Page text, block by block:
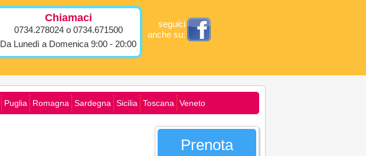
Chiamaci
0734.278024 o 0734.671500
Da Lunedì a Domenica 9:00 - 20:00
seguici
anche su:
Puglia Romagna Sardegna Sicilia Toscana Veneto
Prenota